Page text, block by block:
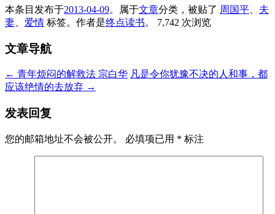
本条目发布于2013-04-09。属于文章分类，被贴了 周国平
夫
妻
爱情 标签。 作者是终点读书。 7,742 次浏览
文章导航
← 青年烦闷的解救法 宗白华 凡是令你犹豫不决的人和事，都
应该绝情的去放弃 →
发表回复
您的邮箱地址不会被公开。 必填项已用 * 标注